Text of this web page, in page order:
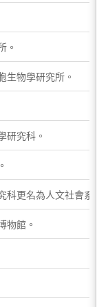
。
生物學研究所。
研究科。
科更名為人文社會系
物館。